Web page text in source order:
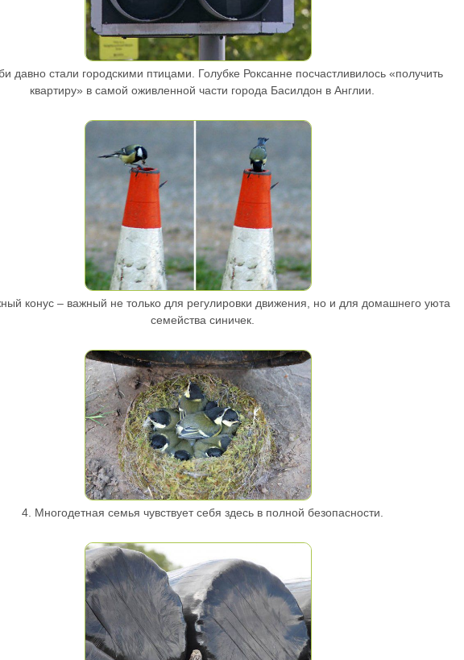
давно стали городскими птицами. Голубке Роксанне посчастливилось «получить
квартиру» в самой оживленной части города Басилдон в Англии.
конус – важный не только для регулировки движения, но и для домашнего уюта
семейства синичек.
4. Многодетная семья чувствует себя здесь в полной безопасности.